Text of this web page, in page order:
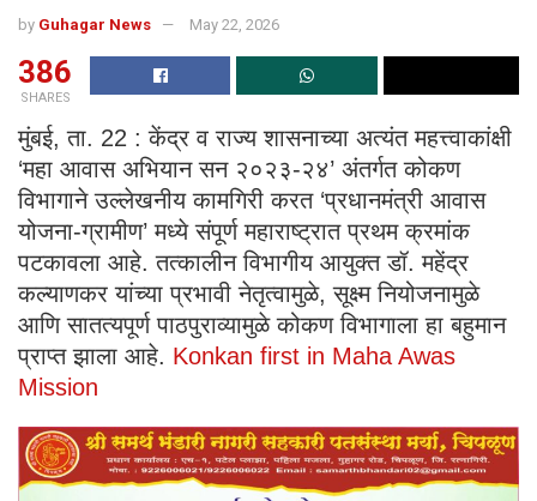
by Guhagar News May 22, 2026
386
SHARES
मुंबई, ता. 22 : केंद्र व राज्य शासनाच्या अत्यंत महत्त्वाकांक्षी
‘महा आवास अभियान सन २०२३-२४’ अंतर्गत कोकण
विभागाने उल्लेखनीय कामगिरी करत ‘प्रधानमंत्री आवास
योजना-ग्रामीण’ मध्ये संपूर्ण महाराष्ट्रात प्रथम क्रमांक
पटकावला आहे. तत्कालीन विभागीय आयुक्त डॉ. महेंद्र
कल्याणकर यांच्या प्रभावी नेतृत्वामुळे, सूक्ष्म नियोजनामुळे
आणि सातत्यपूर्ण पाठपुराव्यामुळे कोकण विभागाला हा बहुमान
प्राप्त झाला आहे. Konkan first in Maha Awas
Mission